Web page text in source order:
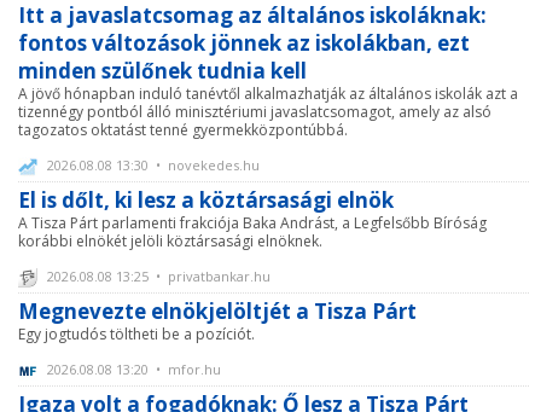
Itt a javaslatcsomag az általános iskoláknak:
fontos változások jönnek az iskolákban, ezt
minden szülőnek tudnia kell
A jövő hónapban induló tanévtől alkalmazhatják az általános iskolák azt a
tizennégy pontból álló minisztériumi javaslatcsomagot, amely az alsó
tagozatos oktatást tenné gyermekközpontúbbá.
2026.08.08 13:30 • novekedes.hu
El is dőlt, ki lesz a köztársasági elnök
A Tisza Párt parlamenti frakciója Baka Andrást, a Legfelsőbb Bíróság
korábbi elnökét jelöli köztársasági elnöknek.
2026.08.08 13:25 • privatbankar.hu
Megnevezte elnökjelöltjét a Tisza Párt
Egy jogtudós töltheti be a pozíciót.
2026.08.08 13:20 • mfor.hu
Igaza volt a fogadóknak: Ő lesz a Tisza Párt